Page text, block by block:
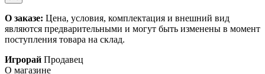
О заказе: Цена, условия, комплектация и внешний вид
являются предварительными и могут быть изменены в момент
поступления товара на склад.
Игрорай Продавец
О магазине